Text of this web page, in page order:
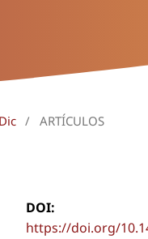
/ ARTÍCULOS
DOI:
https://doi.org/